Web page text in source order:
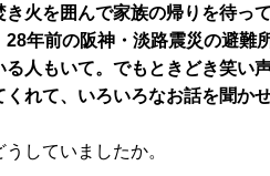
き火を囲んで家族の帰りを待っ
28年前の阪神・淡路震災の避難
る人もいて。でもときどき笑い
れて、いろいろなお話を聞か
していましたか。